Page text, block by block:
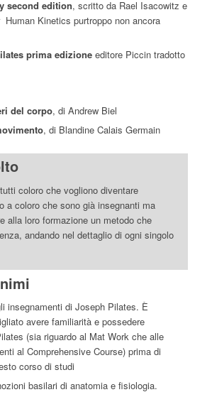
second edition, scritto da Rael Isacowitz e
Human Kinetics purtroppo non ancora
prima edizioneeditore Piccin tradotto
del corpo, di Andrew Biel
, di Blandine Calais Germain
coloro che vogliono diventare
a coloro che sono già insegnanti ma
alla loro formazione un metodo che
andando nel dettaglio di ogni singolo
insegnamenti di Joseph Pilates. È
avere familiarità e possedere
(sia riguardo al Mat Work che alle
al Comprehensive Course) prima di
corso di studi
basilari di anatomia e fisiologia.